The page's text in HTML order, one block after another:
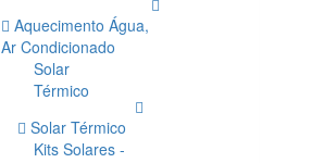
Aquecimento Água,
Ar Condicionado
Solar
Térmico
Solar Térmico
Kits Solares -